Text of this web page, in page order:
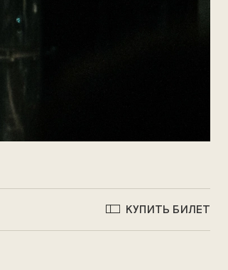
КУПИТЬ БИЛЕТ